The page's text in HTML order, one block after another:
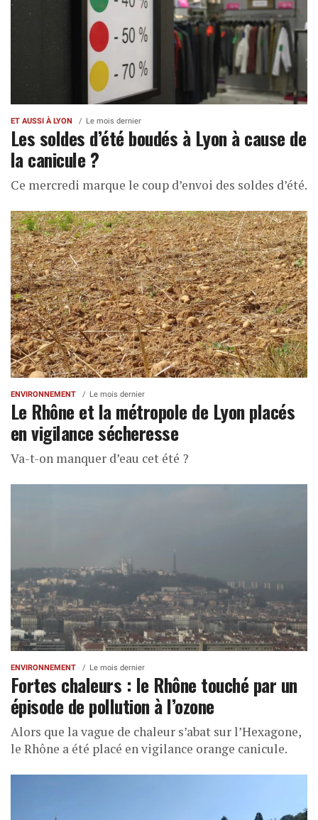
ET AUSSI À LYON Le mois dernier
Les soldes d’été boudés à Lyon à cause de
la canicule ?
Ce mercredi marque le coup d’envoi des soldes d’été.
ENVIRONNEMENT Le mois dernier
Le Rhône et la métropole de Lyon placés
en vigilance sécheresse
Va-t-on manquer d’eau cet été ?
ENVIRONNEMENT Le mois dernier
Fortes chaleurs : le Rhône touché par un
épisode de pollution à l’ozone
Alors que la vague de chaleur s’abat sur l’Hexagone,
le Rhône a été placé en vigilance orange canicule.